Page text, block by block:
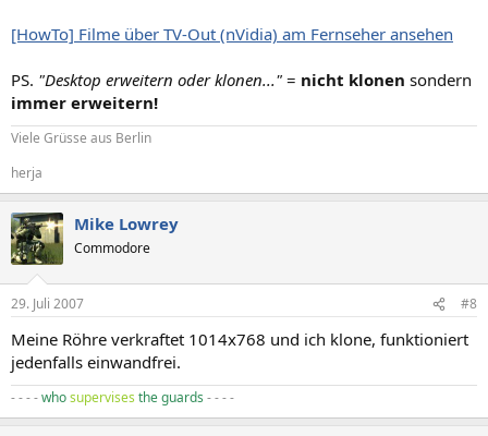
[HowTo] Filme über TV-Out (nVidia) am Fernseher ansehen
PS. "Desktop erweitern oder klonen..." = nicht klonen sondern
immer erweitern!
Viele Grüsse aus Berlin
herja
Mike Lowrey
Commodore
29. Juli 2007 #8
Meine Röhre verkraftet 1014x768 und ich klone, funktioniert
jedenfalls einwandfrei.
- - - -whosupervises the guards - - - -